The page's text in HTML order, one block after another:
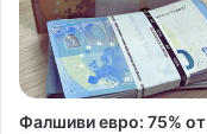
Фалшиви евро: 75% от